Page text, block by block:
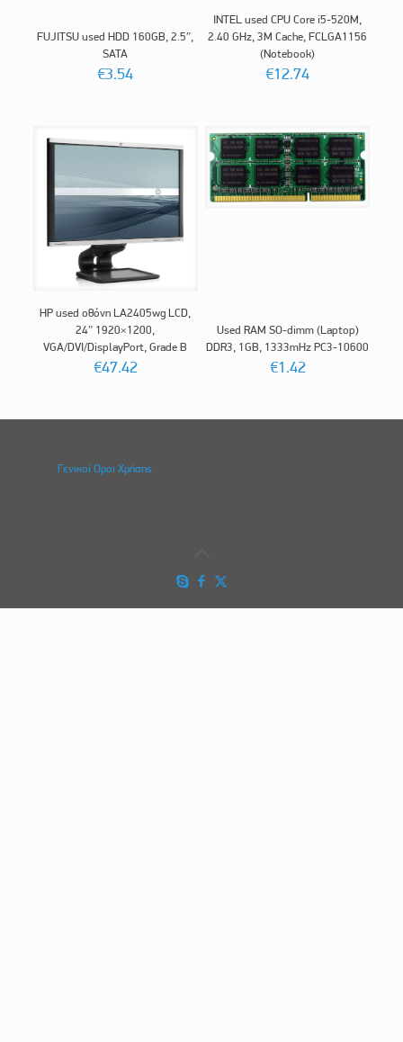
FUJITSU used HDD 160GB, 2.5″,
SATA
€3.54
INTEL used CPU Core i5-520M,
2.40 GHz, 3M Cache, FCLGA1156
(Notebook)
€12.74
HP used οθόνη LA2405wg LCD,
24″ 1920×1200,
VGA/DVI/DisplayPort, Grade B
€47.42
Used RAM SO-dimm (Laptop)
DDR3, 1GB, 1333mHz PC3-10600
€1.42
Γενικοί Οροι Χρήσης